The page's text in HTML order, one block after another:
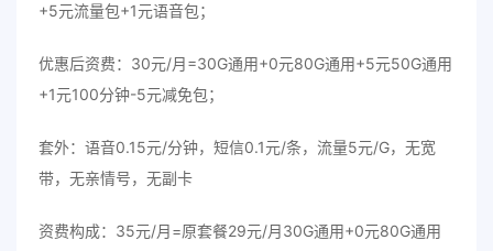
+5元流量包+1元语音包；
优惠后资费：30元/月=30G通用+0元80G通用+5元50G通用
+1元100分钟-5元减免包；
套外：语音0.15元/分钟，短信0.1元/条，流量5元/G，无宽
带，无亲情号，无副卡
资费构成：35元/月=原套餐29元/月30G通用+0元80G通用